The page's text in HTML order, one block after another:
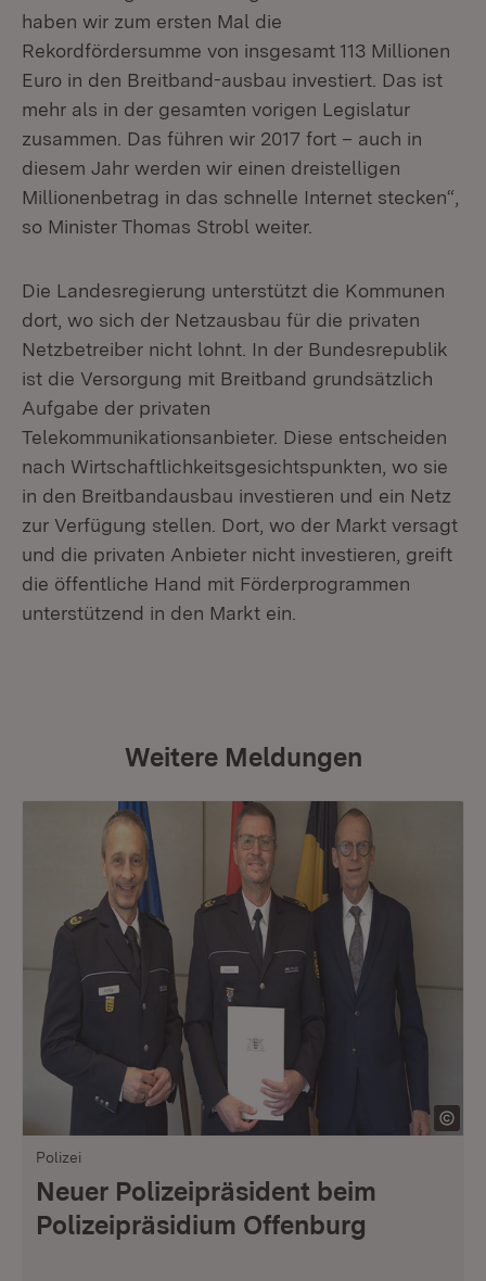
haben wir zum ersten Mal die
Rekordfördersumme von insgesamt 113 Millionen
Euro in den Breitband-ausbau investiert. Das ist
mehr als in der gesamten vorigen Legislatur
zusammen. Das führen wir 2017 fort – auch in
diesem Jahr werden wir einen dreistelligen
Millionenbetrag in das schnelle Internet stecken“,
so Minister Thomas Strobl weiter.
Die Landesregierung unterstützt die Kommunen
dort, wo sich der Netzausbau für die privaten
Netzbetreiber nicht lohnt. In der Bundesrepublik
ist die Versorgung mit Breitband grundsätzlich
Aufgabe der privaten
Telekommunikationsanbieter. Diese entscheiden
nach Wirtschaftlichkeitsgesichtspunkten, wo sie
in den Breitbandausbau investieren und ein Netz
zur Verfügung stellen. Dort, wo der Markt versagt
und die privaten Anbieter nicht investieren, greift
die öffentliche Hand mit Förderprogrammen
unterstützend in den Markt ein.
Weitere Meldungen
Polizei
Neuer Polizeipräsident beim
Polizeipräsidium Offenburg